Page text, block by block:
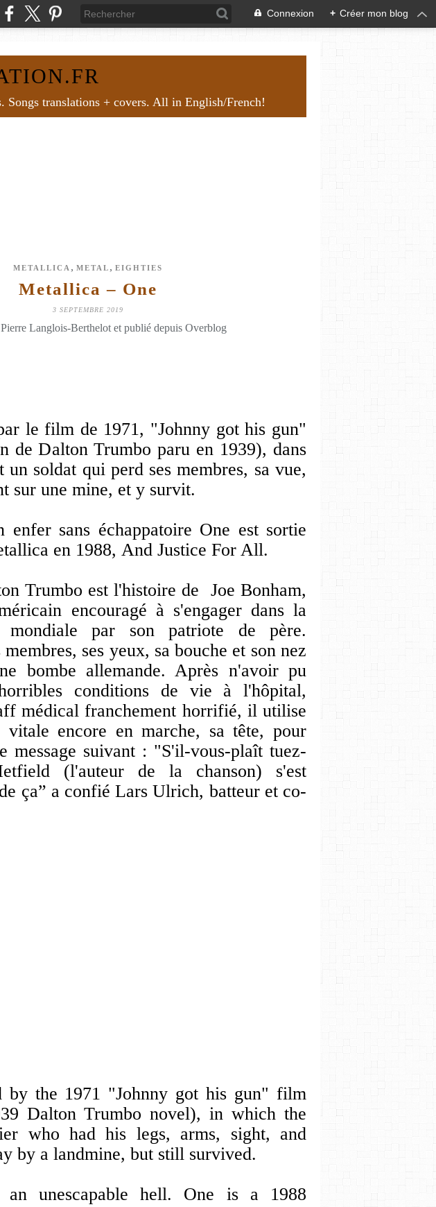
Connexion + Créer mon blog
Songs translations + covers. All in English/French!
METALLICA , METAL , EIGHTIES
Metallica – One
3 SEPTEMBRE 2019
Langlois-Berthelot et publié depuis Overblog
le film de 1971, "Johnny got his gun"
de Dalton Trumbo paru en 1939), dans
un soldat qui perd ses membres, sa vue,
sur une mine, et y survit.
enfer sans échappatoire One est sortie
en 1988, And Justice For All.
Trumbo est l'histoire de Joe Bonham,
encouragé à s'engager dans la
mondiale par son patriote de père.
ses yeux, sa bouche et son nez
bombe allemande. Après n'avoir pu
conditions de vie à l'hôpital,
médical franchement horrifié, il utilise
vitale encore en marche, sa tête, pour
message suivant : "S'il-vous-plaît tuez-
(l'auteur de la chanson) s'est
ça” a confié Lars Ulrich, batteur et co-
by the 1971 "Johnny got his gun" film
Dalton Trumbo novel), in which the
who had his legs, arms, sight, and
by a landmine, but still survived.
unescapable hell. One is a 1988